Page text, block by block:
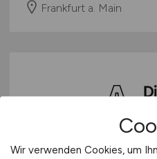
Frankfurt a. Main
Wir verwenden Cookies, um